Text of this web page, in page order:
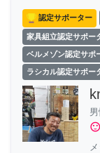
認定サポーター
家具組立認定サポー
ベルメゾン認定サポ
ラシカル認定サポー
sentiment_satisfied